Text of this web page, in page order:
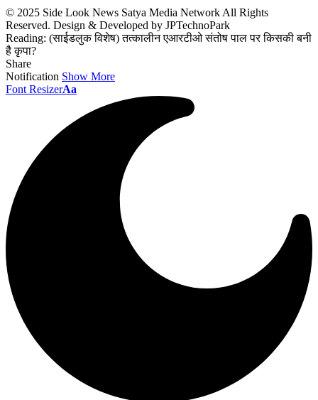
© 2025 Side Look News Satya Media Network All Rights
Reserved. Design & Developed by JPTechnoPark
Reading: (साईडलुक विशेष) तत्कालीन एआरटीओ संतोष पाल पर किसकी बनी
है कृपा?
Share
Notification Show More
Font ResizerAa